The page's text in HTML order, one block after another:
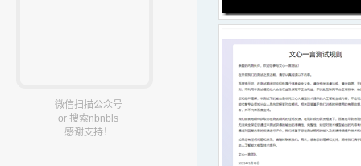
微信扫描公众号
or 搜索nbnbls
感谢支持！